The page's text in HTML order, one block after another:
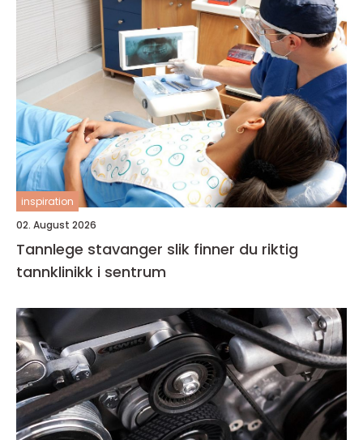
inspiration
02. August 2026
Tannlege stavanger slik finner du riktig
tannklinikk i sentrum